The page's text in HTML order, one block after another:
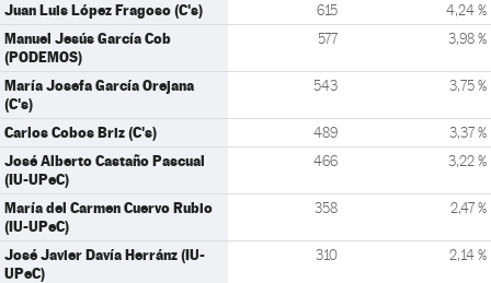
Juan Luis López Fragoso (C's) 615 4,24 %
Manuel Jesús García Cob
(PODEMOS)
577 3,98 %
María Josefa García Orejana
(C's)
543 3,75 %
Carlos Cobos Briz (C's) 489 3,37 %
José Alberto Castaño Pascual
(IU-UPeC)
466 3,22 %
María del Carmen Cuervo Rubio
(IU-UPeC)
358 2,47 %
José Javier Davía Herránz (IU-
UPeC)
310 2,14 %